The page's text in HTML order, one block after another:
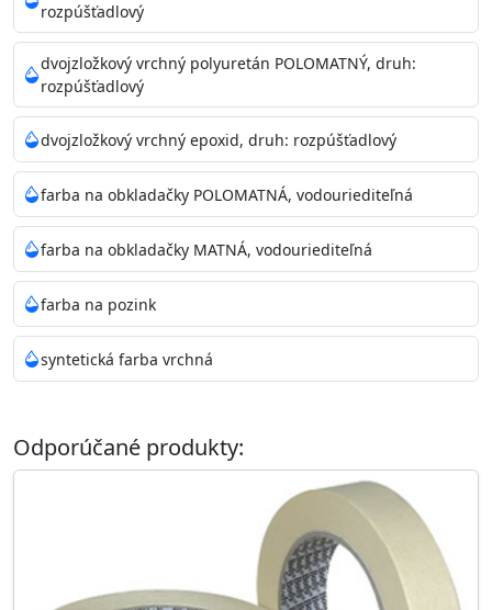
rozpúšťadlový
dvojzložkový vrchný polyuretán POLOMATNÝ, druh:
rozpúšťadlový
dvojzložkový vrchný epoxid, druh: rozpúšťadlový
farba na obkladačky POLOMATNÁ, vodouriediteľná
farba na obkladačky MATNÁ, vodouriediteľná
farba na pozink
syntetická farba vrchná
Odporúčané produkty: